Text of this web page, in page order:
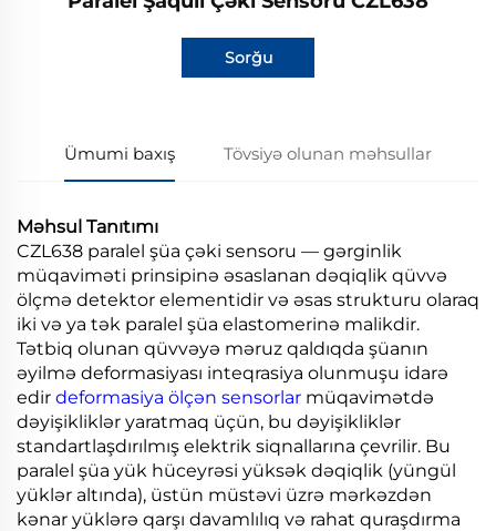
Sorğu
Ümumi baxış Tövsiyə olunan məhsullar
Məhsul Tanıtımı
CZL638 paralel şüa çəki sensoru — gərginlik
müqaviməti prinsipinə əsaslanan dəqiqlik qüvvə
ölçmə detektor elementidir və əsas strukturu olaraq
iki və ya tək paralel şüa elastomerinə malikdir.
Tətbiq olunan qüvvəyə məruz qaldıqda şüanın
əyilmə deformasiyası inteqrasiya olunmuşu idarə
edir deformasiya ölçən sensorlar müqavimətdə
dəyişikliklər yaratmaq üçün, bu dəyişikliklər
standartlaşdırılmış elektrik siqnallarına çevrilir. Bu
paralel şüa yük hüceyrəsi yüksək dəqiqlik (yüngül
yüklər altında), üstün müstəvi üzrə mərkəzdən
kənar yüklərə qarşı davamlılıq və rahat quraşdırma